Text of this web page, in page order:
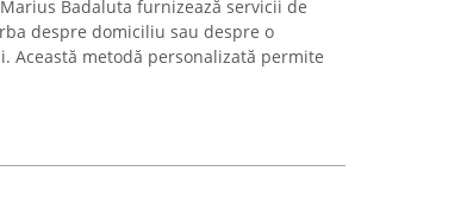
Badaluta furnizează servicii de
despre domiciliu sau despre o
Această metodă personalizată permite